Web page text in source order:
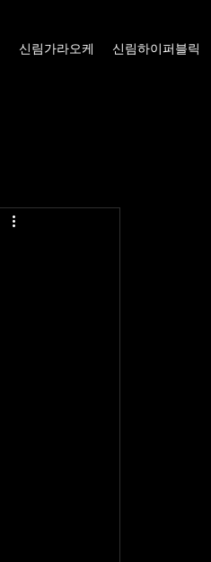
신림가라오케 신림하이퍼블릭